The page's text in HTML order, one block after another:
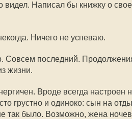
видел. Написал бы книжку о
Ничего не успеваю.
Совсем последний.
жизни.
Вроде всегда настроен
грустно и одиноко: сын на
так было. Возможно, жена